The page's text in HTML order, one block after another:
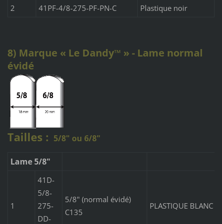
2
41PF-4/8-275-PF-PN-C Plastique noir
8) Marque « Le Dandy™ » - Lame normal
évidé
Tailles : 5/8" ou 6/8"
Lame 5/8"
1
41D-
5/8-
275-
DD-
5/8" (normal évidé)
C135
PLASTIQUE BLANC